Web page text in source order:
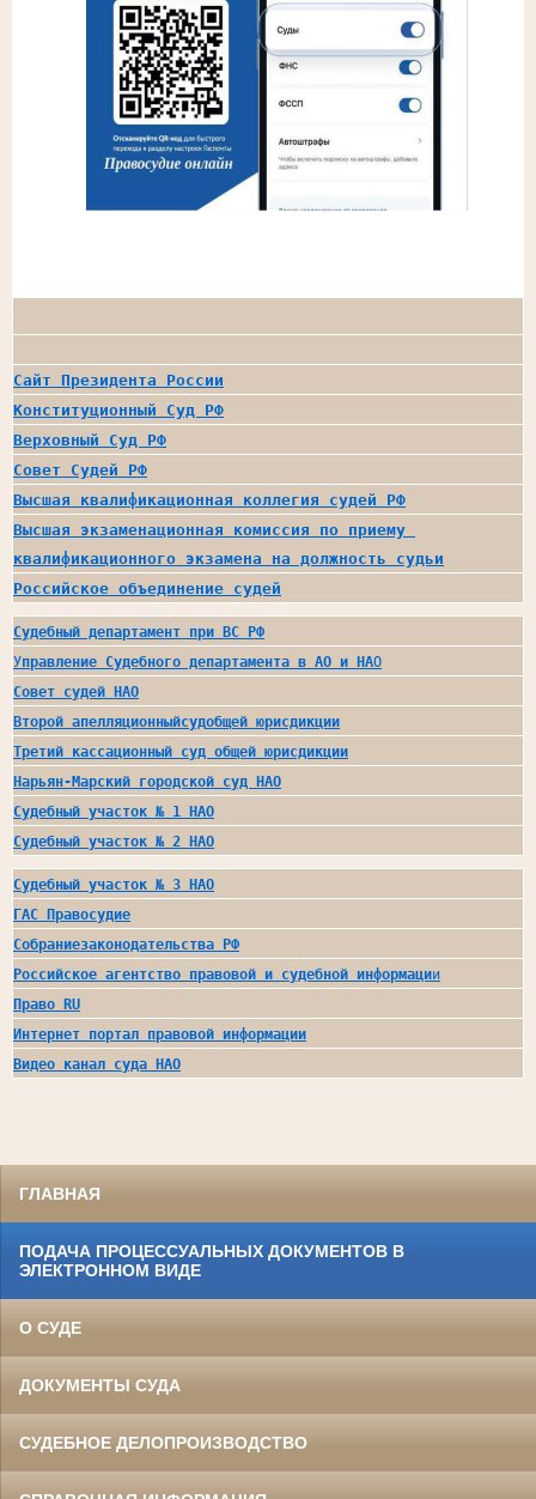
Сайт Президента России
Конституционный Суд РФ
Верховный Суд РФ
Совет Судей РФ
Высшая квалификационная коллегия судей РФ
Высшая экзаменационная комиссия по приему
квалификационного экзамена на должность судьи
Российское объединение судей
Судебный департамент при ВС РФ
Управление Судебного департамента в АО и НАО
Совет судей
НАО
Второй апелляционныйсудобщей юрисдикции
Третий кассационный суд общей юрисдикции
Нарьян-Марский городской суд
НАО
Судебный участок № 1
НАО
Судебный участок № 2
НАО
Судебный участок № 3 НАО
ГАС
Правосудие
Собраниезаконодательства РФ
Российское агентство правовой и судебной информации
Право RU
Интернет портал правовой информации
Видео канал суда НАО
ГЛАВНАЯ
ПОДАЧА ПРОЦЕССУАЛЬНЫХ ДОКУМЕНТОВ В
ЭЛЕКТРОННОМ ВИДЕ
О СУДЕ
ДОКУМЕНТЫ СУДА
СУДЕБНОЕ ДЕЛОПРОИЗВОДСТВО